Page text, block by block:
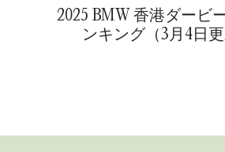
2025 BMW 香港ダービ
ンキング（3月4日更